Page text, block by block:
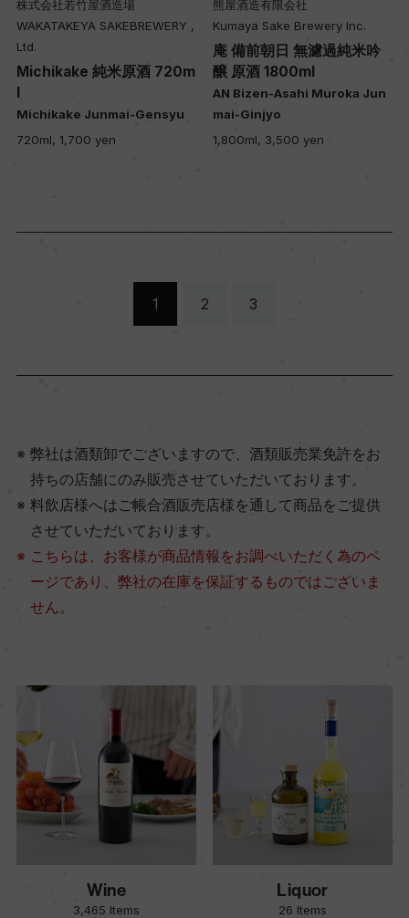
株式会社若竹屋酒造場
WAKATAKEYA SAKEBREWERY ,
Ltd.
Michikake 純米原酒 720m
l
Michikake Junmai-Gensyu
720ml, 1,700 yen
熊屋酒造有限会社
Kumaya Sake Brewery Inc.
庵 備前朝日 無濾過純米吟
醸 原酒 1800ml
AN Bizen-Asahi Muroka Jun
mai-Ginjyo
1,800ml, 3,500 yen
1 2 3
弊社は酒類卸でございますので、酒類販売業免許をお
持ちの店舗にのみ販売させていただいております。
料飲店様へはご帳合酒販売店様を通して商品をご提供
させていただいております。
こちらは、お客様が商品情報をお調べいただく為のペ
ージであり、弊社の在庫を保証するものではございま
せん。
Wine
3,465 Items
Liquor
26 Items